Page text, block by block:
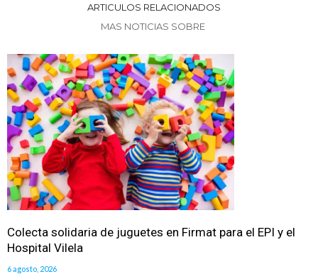
ARTICULOS RELACIONADOS
MAS NOTICIAS SOBRE
Colecta solidaria de juguetes en Firmat para el EPI y el
Hospital Vilela
6 agosto, 2026